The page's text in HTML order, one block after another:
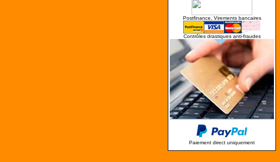
Postfinance, Virements bancaires
Contrôles drastiques anti-fraudes
Paiement direct uniquement